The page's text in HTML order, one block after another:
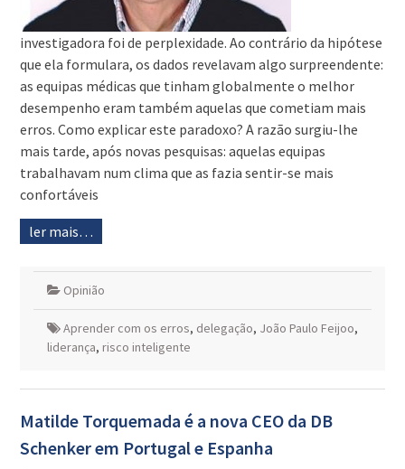
investigadora foi de perplexidade. Ao contrário da hipótese
que ela formulara, os dados revelavam algo surpreendente:
as equipas médicas que tinham globalmente o melhor
desempenho eram também aquelas que cometiam mais
erros. Como explicar este paradoxo? A razão surgiu-lhe
mais tarde, após novas pesquisas: aquelas equipas
trabalhavam num clima que as fazia sentir-se mais
confortáveis
ler mais…
Opinião
Aprender com os erros, delegação, João Paulo Feijoo,
liderança, risco inteligente
Matilde Torquemada é a nova CEO da DB
Schenker em Portugal e Espanha